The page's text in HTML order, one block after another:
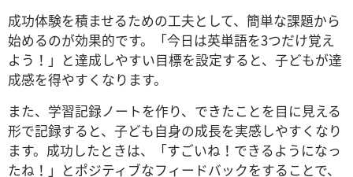
成功体験を積ませるための工夫として、簡単な課題から
始めるのが効果的です。「今日は英単語を3つだけ覚え
よう！」と達成しやすい目標を設定すると、子どもが達
成感を得やすくなります。
また、学習記録ノートを作り、できたことを目に見える
形で記録すると、子ども自身の成長を実感しやすくなり
ます。成功したときは、「すごいね！できるようになっ
たね！」とポジティブなフィードバックをすることで、